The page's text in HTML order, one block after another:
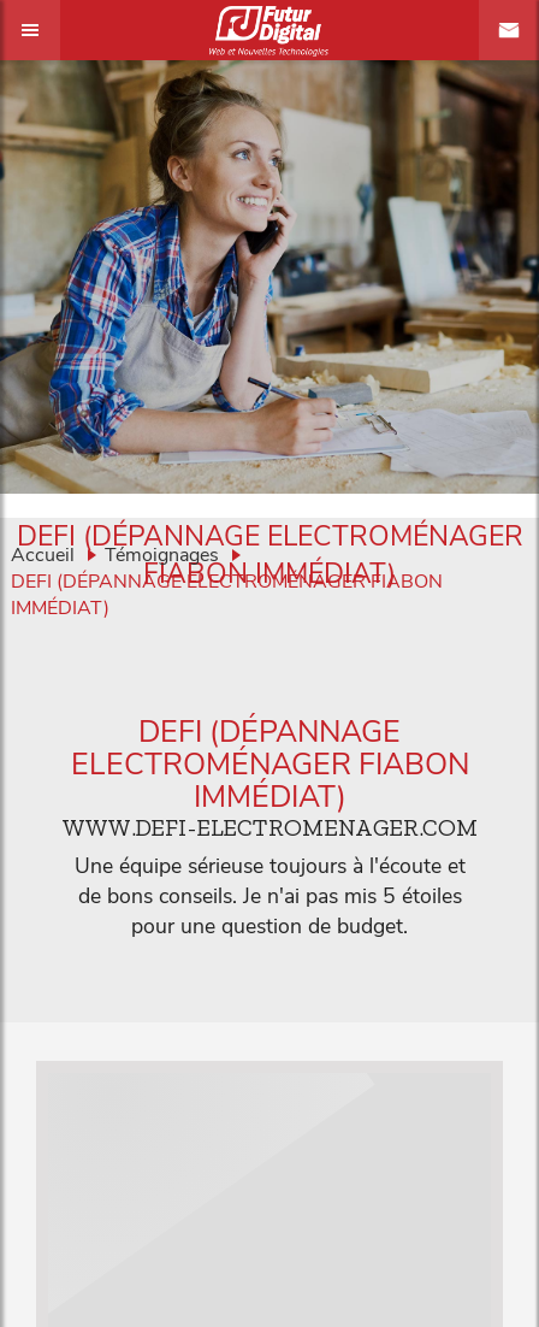
Accueil
Témoignages
DEFI (DÉPANNAGE ELECTROMÉNAGER FIABON
IMMÉDIAT)
DEFI (DÉPANNAGE ELECTROMÉNAGER
FIABON IMMÉDIAT)
DEFI (DÉPANNAGE
ELECTROMÉNAGER FIABON
IMMÉDIAT)
WWW.DEFI-ELECTROMENAGER.COM
Une équipe sérieuse toujours à l'écoute et
de bons conseils. Je n'ai pas mis 5 étoiles
pour une question de budget.